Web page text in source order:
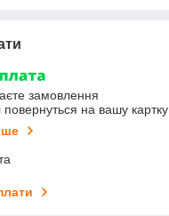
замовлення
повернуться на вашу картку